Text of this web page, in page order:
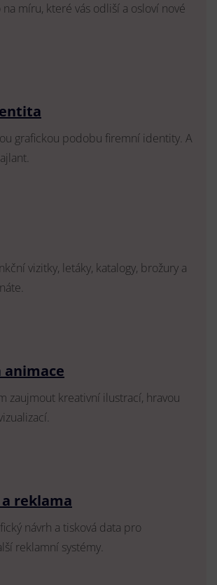
míru, které vás odliší a osloví nové
grafickou podobu firemní identity. A
vizitky, letáky, katalogy, brožury a
animace
zaujmout kreativní ilustrací, hravou
reklama
návrh a tisková data pro
reklamní systémy.